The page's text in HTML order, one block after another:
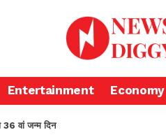
Entertainment Economy
36 वां जन्म दिन